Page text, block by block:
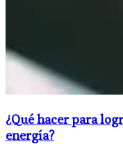
¿Qué hacer para
energía?